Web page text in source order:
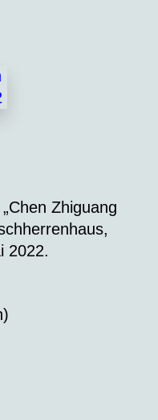
Zhiguang
2022.